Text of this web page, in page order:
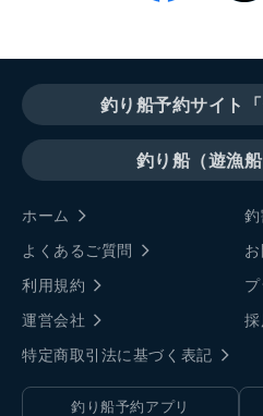
釣り船予約サイト
釣り船（遊漁
ホーム
よくあるご質問
利用規約
運営会社
採
特定商取引法に基づく表記
釣り船予約アプリ